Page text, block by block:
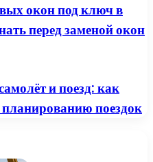
окон под ключ в
перед заменой окон
и поезд: как
поездок